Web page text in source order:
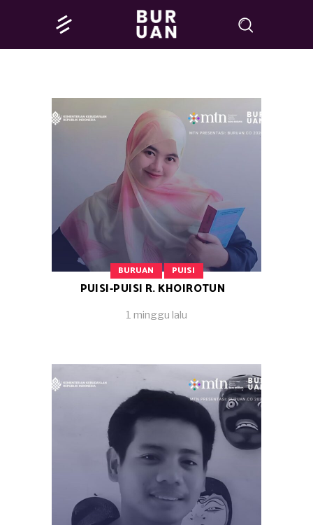
BURUAN PUISI
PUISI-PUISI R. KHOIROTUN
1 minggu lalu